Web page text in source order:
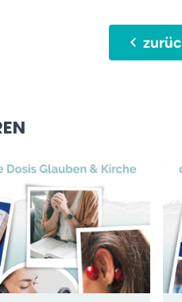
chevron_left